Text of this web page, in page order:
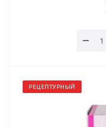
РЕЦЕПТУРНЫЙ